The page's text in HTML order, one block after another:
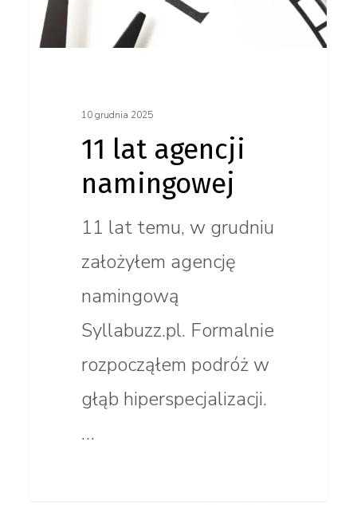
10 grudnia 2025
11 lat agencji
namingowej
11 lat temu, w grudniu
założyłem agencję
namingową
Syllabuzz.pl. Formalnie
rozpocząłem podróż w
głąb hiperspecjalizacji.
…